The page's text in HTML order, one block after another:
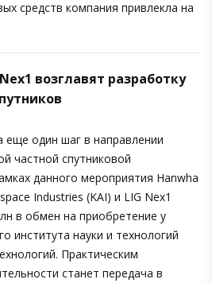
средств компания привлекла на
возглавят разработку
один шаг в направлении
частной спутниковой
данного мероприятия Hanwha
Industries (KAI) и LIG Nex1
в обмен на приобретение у
института науки и технологий
Практическим
станет передача в